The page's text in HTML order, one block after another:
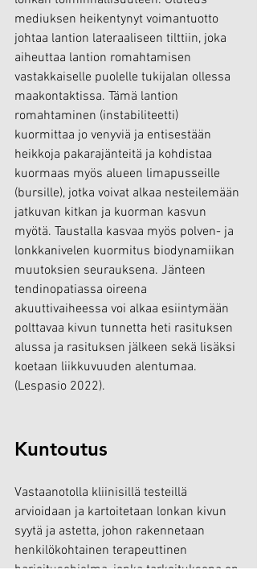
mediuksen heikentynyt voimantuotto
johtaa lantion lateraaliseen tilttiin, joka
aiheuttaa lantion romahtamisen
vastakkaiselle puolelle tukijalan ollessa
maakontaktissa. Tämä lantion
romahtaminen (instabiliteetti)
kuormittaa jo venyviä ja entisestään
heikkoja pakarajänteitä ja kohdistaa
kuormaas myös alueen limapusseille
(bursille), jotka voivat alkaa nesteilemään
jatkuvan kitkan ja kuorman kasvun
myötä. Taustalla kasvaa myös polven- ja
lonkkanivelen kuormitus biodynamiikan
muutoksien seurauksena. Jänteen
tendinopatiassa oireena
akuuttivaiheessa voi alkaa esiintymään
polttavaa kivun tunnetta heti rasituksen
alussa ja rasituksen jälkeen sekä lisäksi
koetaan liikkuvuuden alentumaa.
(Lespasio 2022).
Kuntoutus
Vastaanotolla kliinisillä testeillä
arvioidaan ja kartoitetaan lonkan kivun
syytä ja astetta, johon rakennetaan
henkilökohtainen terapeuttinen
harjoitusohjelma, jonka tarkoituksena on